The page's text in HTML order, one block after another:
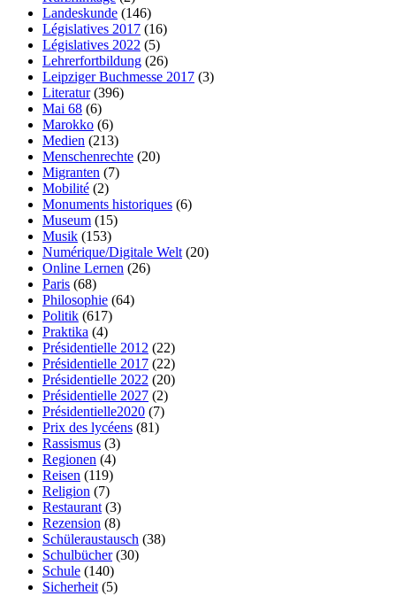
Landeskunde (146)
Législatives 2017 (16)
Législatives 2022 (5)
Lehrerfortbildung (26)
Leipziger Buchmesse 2017 (3)
Literatur(396)
Mai 68 (6)
Marokko (6)
Medien (213)
Menschenrechte (20)
Migranten (7)
Mobilité (2)
Monuments historiques (6)
Museum (15)
Musik (153)
Numérique/Digitale Welt (20)
Online Lernen (26)
Paris (68)
Philosophie (64)
Politik (617)
Praktika (4)
Présidentielle 2012 (22)
Présidentielle 2017 (22)
Présidentielle 2022 (20)
Présidentielle 2027 (2)
Présidentielle2020 (7)
Prix des lycéens (81)
Rassismus (3)
Regionen (4)
Reisen (119)
Religion (7)
Restaurant (3)
Rezension (8)
Schüleraustausch (38)
Schulbücher(30)
Schule (140)
Sicherheit (5)